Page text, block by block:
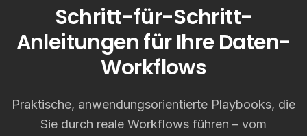
Schritt-für-Schritt-
Anleitungen für Ihre Daten-
Workflows
Praktische, anwendungsorientierte Playbooks, die
Sie durch reale Workflows führen – vom